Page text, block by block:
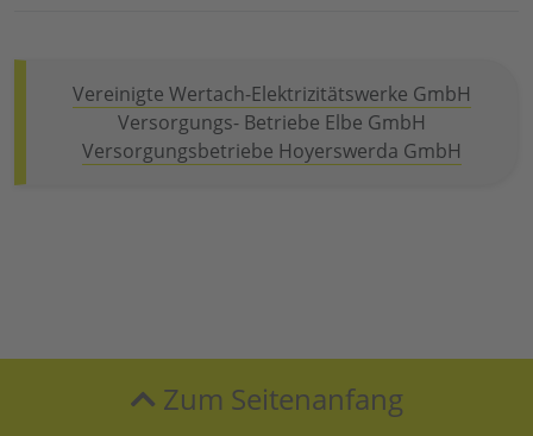
Vereinigte Wertach-Elektrizitätswerke GmbH
Versorgungs- Betriebe Elbe GmbH
Versorgungsbetriebe Hoyerswerda GmbH
Zum Seitenanfang